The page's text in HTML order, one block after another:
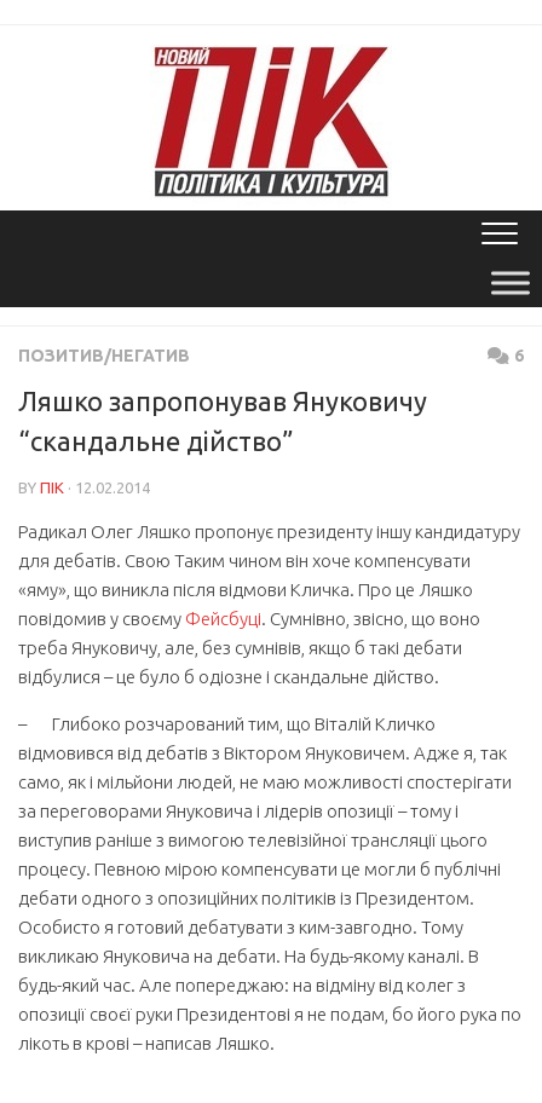
ПОЗИТИВ/НЕГАТИВ 6
Ляшко запропонував Януковичу
“скандальне дійство”
BY ПІК · 12.02.2014
Радикал Олег Ляшко пропонує президенту іншу кандидатуру
для дебатів. Свою Таким чином він хоче компенсувати
«яму», що виникла після відмови Кличка. Про це Ляшко
повідомив у своєму Фейсбуці. Сумнівно, звісно, що воно
треба Януковичу, але, без сумнівів, якщо б такі дебати
відбулися – це було б одіозне і скандальне дійство.
– Глибоко розчарований тим, що Віталій Кличко
відмовився від дебатів з Віктором Януковичем. Адже я, так
само, як і мільйони людей, не маю можливості спостерігати
за переговорами Януковича і лідерів опозиції – тому і
виступив раніше з вимогою телевізійної трансляції цього
процесу. Певною мірою компенсувати це могли б публічні
дебати одного з опозиційних політиків із Президентом.
Особисто я готовий дебатувати з ким-завгодно. Тому
викликаю Януковича на дебати. На будь-якому каналі. В
будь-який час. Але попереджаю: на відміну від колег з
опозиції своєї руки Президентові я не подам, бо його рука по
лікоть в крові – написав Ляшко.